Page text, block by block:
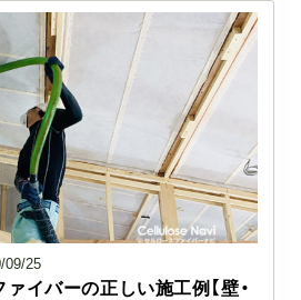
09/25
イバーの正しい施工例【壁・